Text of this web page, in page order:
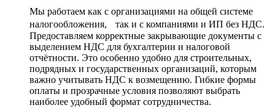
Мы работаем как с организациями на общей системе
налогообложения, так и с компаниями и ИП без НДС.
Предоставляем корректные закрывающие документы с
выделением НДС для бухгалтерии и налоговой
отчётности. Это особенно удобно для строительных,
подрядных и государственных организаций, которым
важно учитывать НДС к возмещению. Гибкие формы
оплаты и прозрачные условия позволяют выбрать
наиболее удобный формат сотрудничества.